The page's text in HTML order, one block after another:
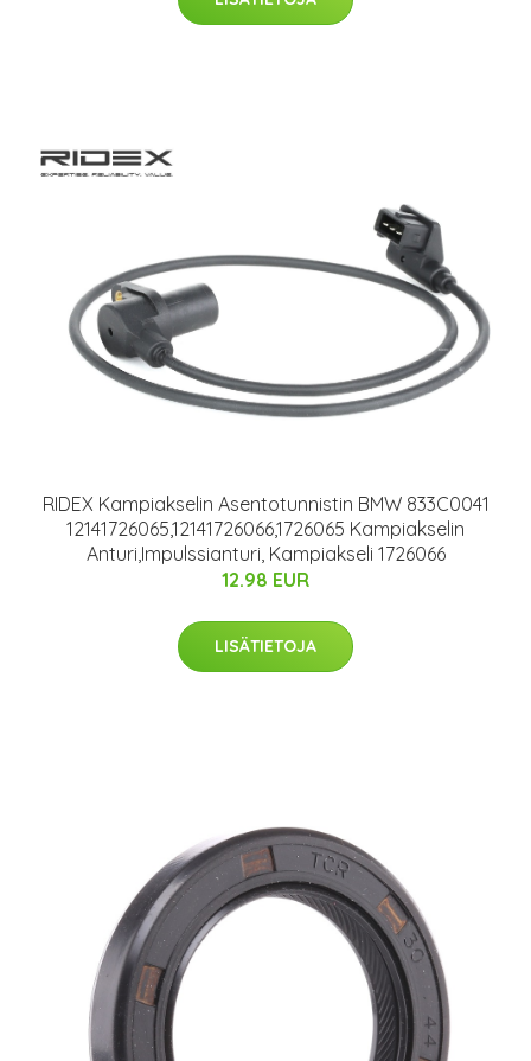
RIDEX Kampiakselin Asentotunnistin BMW 833C0041
12141726065,12141726066,1726065 Kampiakselin
Anturi,Impulssianturi, Kampiakseli 1726066
12.98 EUR
LISÄTIETOJA